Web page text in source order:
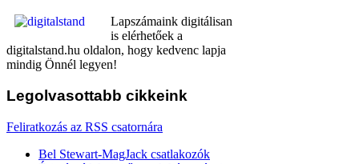
Lapszámaink digitálisan
is elérhetőek a
digitalstand.hu oldalon, hogy kedvenc lapja
mindig Önnél legyen!
Legolvasottabb cikkeink
Feliratkozás az RSS csatornára
Bel Stewart-MagJack csatlakozók